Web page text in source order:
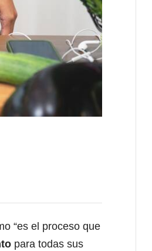
“es el proceso que
para todas sus